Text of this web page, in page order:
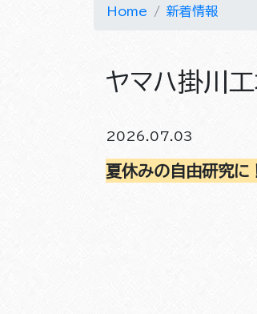
Home 新着情報
ヤマハ掛川
2026.07.03
夏休みの自由研究に